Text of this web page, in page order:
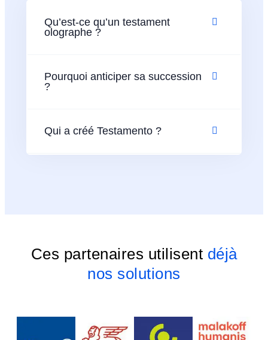
Qu’est-ce qu’un testament
olographe ?
Pourquoi anticiper sa succession
?
Qui a créé Testamento ?
Ces partenaires utilisent déjà
nos solutions